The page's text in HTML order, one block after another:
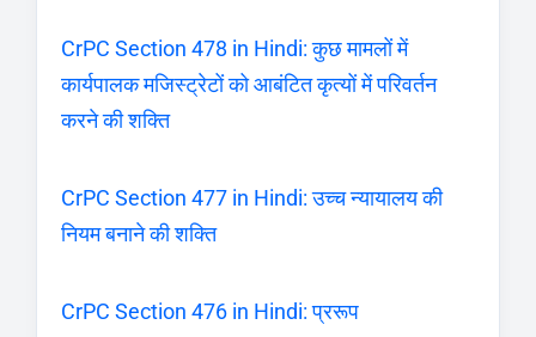
CrPC Section 478 in Hindi: कुछ मामलों में
कार्यपालक मजिस्ट्रेटों को आबंटित कृत्यों में परिवर्तन
करने की शक्ति
CrPC Section 477 in Hindi: उच्च न्यायालय की
नियम बनाने की शक्ति
CrPC Section 476 in Hindi: प्ररूप